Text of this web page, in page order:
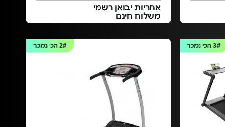
אחריות יבואן רשמי
משלוח חינם
3#הכי נמכר 2#הכי נמכר